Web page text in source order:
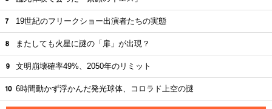
19世紀のフリークショー出演者たちの実態
またしても火星に謎の「扉」が出現？
文明崩壊確率49%、2050年のリミット
6時間動かず浮かんだ発光球体、コロラド上空の謎